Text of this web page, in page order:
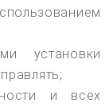
установки
и всех